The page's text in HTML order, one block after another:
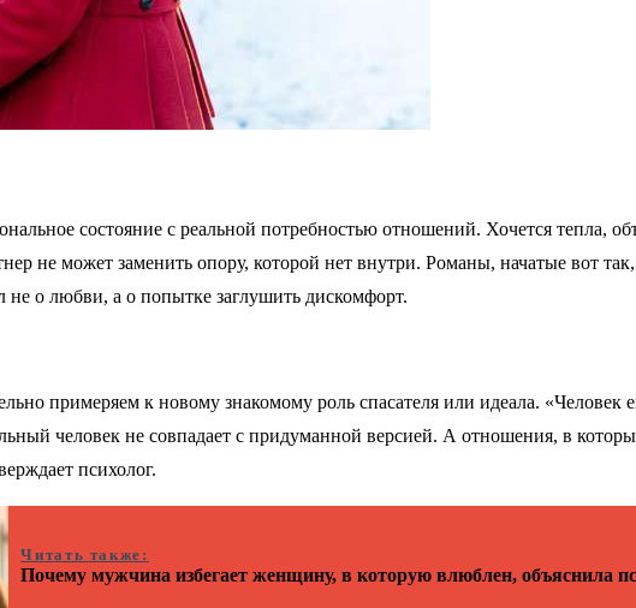
состояние с реальной потребностью отношений. Хочется тепла,
не может заменить опору, которой нет внутри. Романы, начатые вот
не о любви, а о попытке заглушить дискомфорт.
примеряем к новому знакомому роль спасателя или идеала. «Человек
человек не совпадает с придуманной версией. А отношения, в
психолог.
Читать также:
Почему мужчина избегает женщину, в которую влюблен, объяснила